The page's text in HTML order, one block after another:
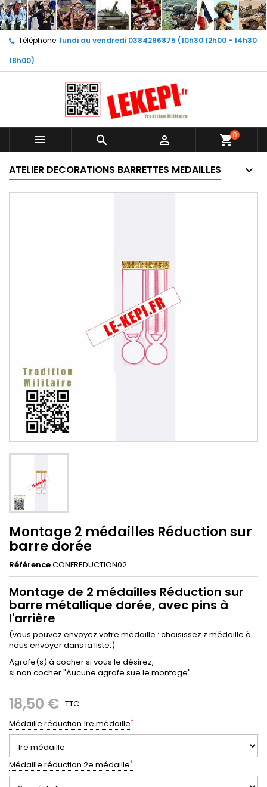
Téléphone: lundi au vendredi 0384296875 (10h30 12h00 - 14h30
18h00)
   shopping_cart0
ATELIER DECORATIONS BARRETTES MEDAILLES
Montage 2 médailles Réduction sur
barre dorée
RéférenceCONFREDUCTION02
Montage de 2 médailles Réduction sur
barre métallique dorée, avec pins à
l'arrière
(vous pouvez envoyez votre médaille : choisissez z médaille à
nous envoyer dans la liste.)
Agrafe(s) à cocher si vous le désirez,
si non cocher "Aucune agrafe sue le montage"
18,50 € TTC
Médaille réduction 1re médaille*
Médaille réduction 2e médaille*